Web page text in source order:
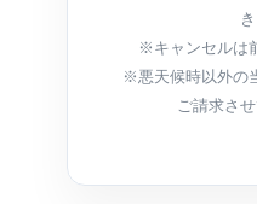
※キャンセルは
※悪天候時以外の
ご請求さ